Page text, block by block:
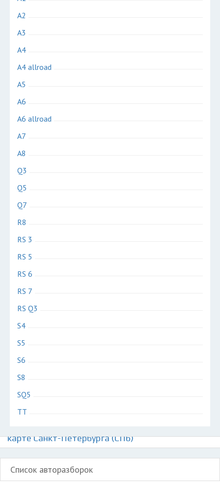
A2
A3
A4
A4 allroad
A5
A6
A6 allroad
A7
A8
Q3
Q5
Q7
R8
RS 3
RS 5
RS 6
RS 7
RS Q3
S4
S5
S6
S8
SQ5
TT
карте Санкт-Петербурга (СПб)
Список авторазборок